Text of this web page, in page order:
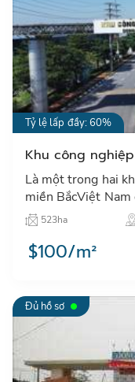
Tỷ lệ lấp đầy: 60%
Khu công
Là một trong hai
miền BắcViệt Nam
trí cách Hà Nội
hút các …
523ha
$100/m²
Đủ hồ sơ